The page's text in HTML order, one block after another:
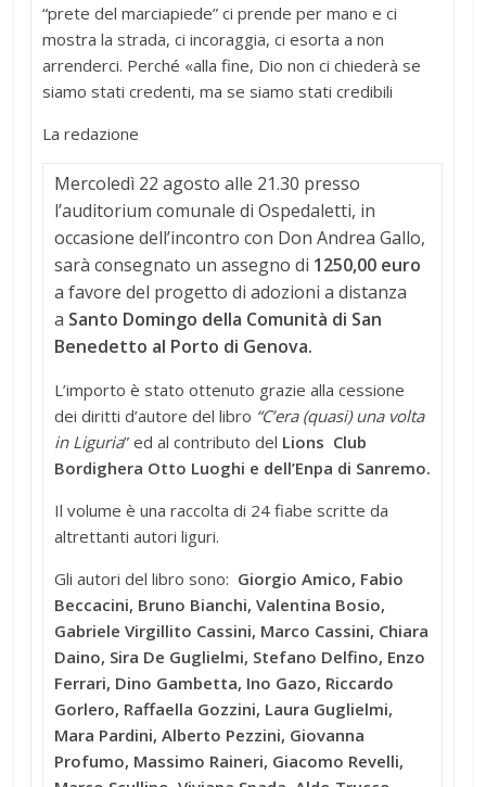
“prete del marciapiede” ci prende per mano e ci
mostra la strada, ci incoraggia, ci esorta a non
arrenderci. Perché «alla fine, Dio non ci chiederà se
siamo stati credenti, ma se siamo stati credibili
La redazione
Mercoledì 22 agosto alle 21.30 presso
l’auditorium comunale di Ospedaletti, in
occasione dell’incontro con Don Andrea Gallo,
sarà consegnato un assegno di 1250,00 euro
a favore del progetto di adozioni a distanza
a Santo Domingo della Comunità di San
Benedetto al Porto di Genova.
L’importo è stato ottenuto grazie alla cessione
dei diritti d’autore del libro “C’era (quasi) una volta
in Liguria” ed al contributo del Lions Club
Bordighera Otto Luoghi e dell’Enpa di Sanremo.
Il volume è una raccolta di 24 fiabe scritte da
altrettanti autori liguri.
Gli autori del libro sono: Giorgio Amico, Fabio
Beccacini, Bruno Bianchi, Valentina Bosio,
Gabriele Virgillito Cassini, Marco Cassini, Chiara
Daino, Sira De Guglielmi, Stefano Delfino, Enzo
Ferrari, Dino Gambetta, Ino Gazo, Riccardo
Gorlero, Raffaella Gozzini, Laura Guglielmi,
Mara Pardini, Alberto Pezzini, Giovanna
Profumo, Massimo Raineri, Giacomo Revelli,